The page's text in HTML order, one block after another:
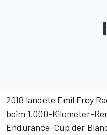
2018 landete Emil Frey
beim 1.000-Kilometer-
Endurance-Cup der